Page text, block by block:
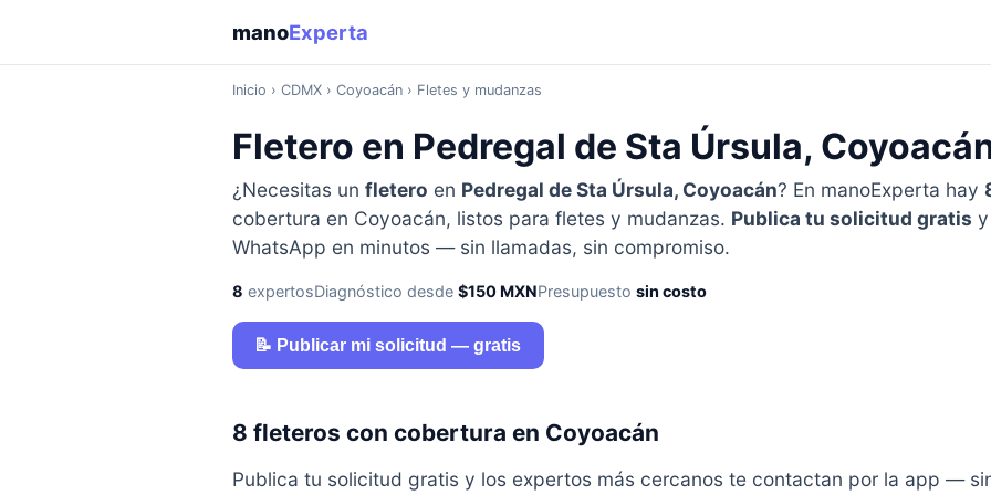
manoExperta
Inicio › CDMX› Coyoacán › Fletes y mudanzas
Fletero en Pedregal de Sta Úrsula,
¿Necesitas un fletero en Pedregal de Sta Úrsula, Coyoacán? En manoExperta hay
cobertura en Coyoacán, listos para fletes y mudanzas. Publica tu solicitud gratis
WhatsApp en minutos — sin llamadas, sin compromiso.
8 expertosDiagnóstico desde $150 MXNPresupuesto sin costo
📝 Publicar mi solicitud — gratis
8 fleteros con cobertura en Coyoacán
Publica tu solicitud gratis y los expertos más cercanos te contactan por la app —